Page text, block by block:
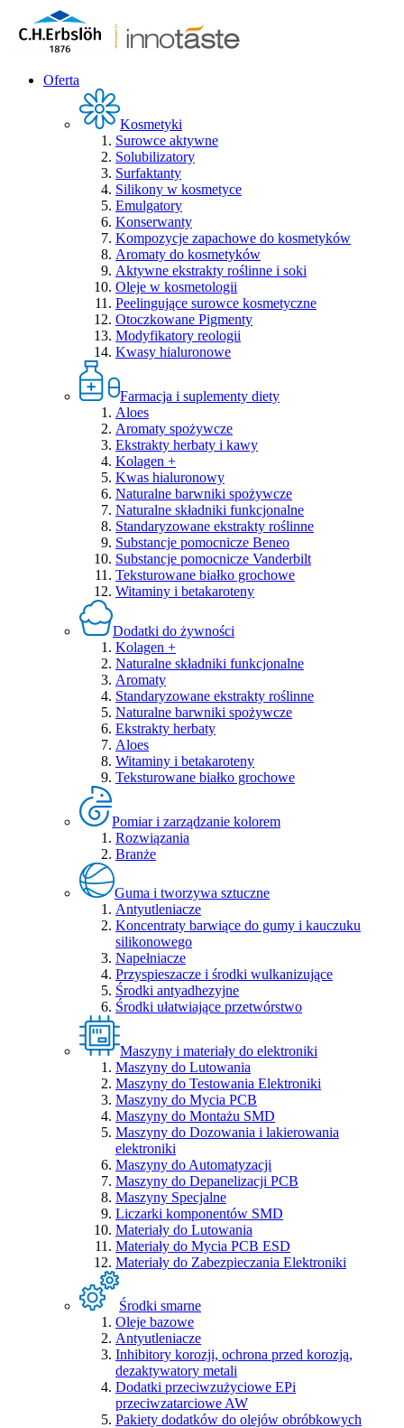
Oferta
Kosmetyki
Surowce aktywne
Solubilizatory
Surfaktanty
Silikony w kosmetyce
Emulgatory
Konserwanty
Kompozycje zapachowe do kosmetyków
Aromaty do kosmetyków
Aktywne ekstrakty roślinne i soki
Oleje w kosmetologii
Peelingujące surowce kosmetyczne
Otoczkowane Pigmenty
Modyfikatory reologii
Kwasy hialuronowe
Farmacja i suplementy diety
Aloes
Aromaty spożywcze
Ekstrakty herbaty i kawy
Kolagen +
Kwas hialuronowy
Naturalne barwniki spożywcze
Naturalne składniki funkcjonalne
Standaryzowane ekstrakty roślinne
Substancje pomocnicze Beneo
Substancje pomocnicze Vanderbilt
Teksturowane białko grochowe
Witaminy i betakaroteny
Dodatki do żywności
Kolagen +
Naturalne składniki funkcjonalne
Aromaty
Standaryzowane ekstrakty roślinne
Naturalne barwniki spożywcze
Ekstrakty herbaty
Aloes
Witaminy i betakaroteny
Teksturowane białko grochowe
Pomiar i zarządzanie kolorem
Rozwiązania
Branże
Guma i tworzywa sztuczne
Antyutleniacze
Koncentraty barwiące do gumy i kauczuku
silikonowego
Napełniacze
Przyspieszacze i środki wulkanizujące
Środki antyadhezyjne
Środki ułatwiające przetwórstwo
Maszyny i materiały do elektroniki
Maszyny do Lutowania
Maszyny do Testowania Elektroniki
Maszyny do Mycia PCB
Maszyny do Montażu SMD
Maszyny do Dozowania i lakierowania
elektroniki
Maszyny do Automatyzacji
Maszyny do Depanelizacji PCB
Maszyny Specjalne
Liczarki komponentów SMD
Materiały do Lutowania
Materiały do Mycia PCB ESD
Materiały do Zabezpieczania Elektroniki
Środki smarne
Oleje bazowe
Antyutleniacze
Inhibitory korozji, ochrona przed korozją,
dezaktywatory metali
Dodatki przeciwzużyciowe EPi
przeciwzatarciowe AW
Pakiety dodatków do olejów obróbkowych